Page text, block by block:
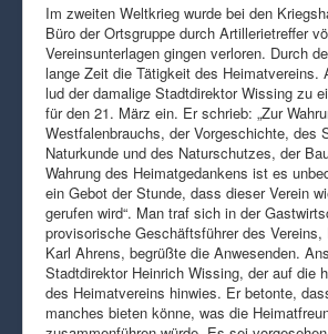
Im zweiten Weltkrieg wurde bei den
Büro der Ortsgruppe durch Artillerietreffer
Vereinsunterlagen gingen verloren. Durch
lange Zeit die Tätigkeit des Heimatvereins.
lud der damalige Stadtdirektor Wissing zu
für den 21. März ein. Er schrieb: „Zur
Westfalenbrauchs, der Vorgeschichte, des
Naturkunde und des Naturschutzes, der
Wahrung des Heimatgedankens ist es
ein Gebot der Stunde, dass dieser Verein
gerufen wird“. Man traf sich in der
provisorische Geschäftsführer des Vereins,
Karl Ahrens, begrüßte die Anwesenden.
Stadtdirektor Heinrich Wissing, der auf die
des Heimatvereins hinwies. Er betonte,
manches bieten könne, was die